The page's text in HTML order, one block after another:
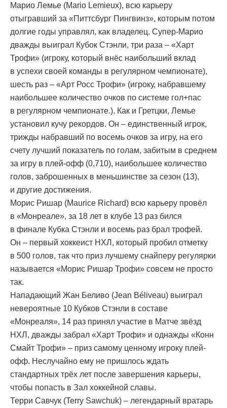
Марио Лемье (Mario Lemieux), всю карьеру
отыгравший за «Питтсбург Пингвинз», которым потом
долгие годы управлял, как владелец. Супер-Марио
дважды выиграл Кубок Стэнли, три раза – «Харт
Трофи» (игроку, который внёс наибольший вклад
в успехи своей команды в регулярном чемпионате),
шесть раз – «Арт Росс Трофи» (игроку, набравшему
наибольшее количество очков по системе гол+пас
в регулярном чемпионате.). Как и Гретцки, Лемье
установил кучу рекордов. Он – единственный игрок,
трижды набравший по восемь очков за игру, на его
счету лучший показатель по голам, забитым в среднем
за игру в плей-офф (0,710), наибольшее количество
голов, заброшенных в меньшинстве за сезон (13),
и другие достижения.
Морис Ришар (Maurice Richard) всю карьеру провёл
в «Монреале», за 18 лет в клубе 13 раз бился
в финале Кубка Стэнли и восемь раз брал трофей.
Он – первый хоккеист НХЛ, который пробил отметку
в 500 голов, так что приз лучшему снайперу регулярки
называется «Морис Ришар Трофи» совсем не просто
так.
Нападающий Жан Беливо (Jean Béliveau) выиграл
невероятные 10 Кубков Стэнли в составе
«Монреаля», 14 раз принял участие в Матче звёзд
НХЛ, дважды забрал «Харт Трофи» и однажды «Конн
Смайт Трофи» – приз самому ценному игроку плей-
офф. Неслучайно ему не пришлось ждать
стандартных трёх лет после завершения карьеры,
чтобы попасть в Зал хоккейной славы.
Терри Савчук (Terry Sawchuk) – легендарный вратарь